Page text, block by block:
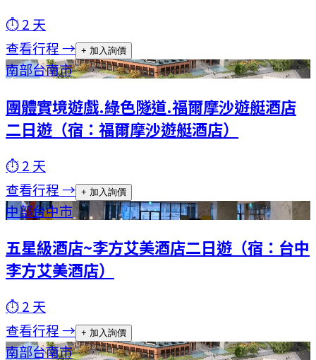
⏱2 天
查看行程 → + 加入詢價
南部台南市
團體實境遊戲.綠色隧道.福爾摩沙遊艇酒店
二日遊（宿：福爾摩沙遊艇酒店）
⏱2 天
查看行程 → + 加入詢價
中部台中市
五星級酒店~李方艾美酒店二日遊（宿：台中
李方艾美酒店）
⏱2 天
查看行程 → + 加入詢價
南部台南市